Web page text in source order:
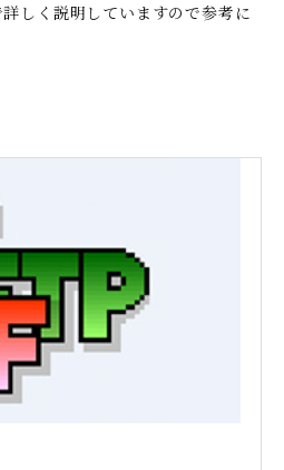
しく説明していますので参考に